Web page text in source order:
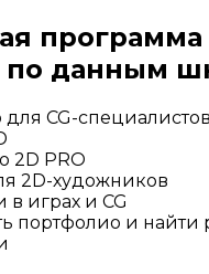
программа
по данным
CG-специалистов
2D PRO
2D-художников
в играх и CG
портфолио и найти